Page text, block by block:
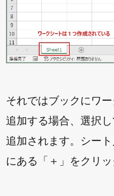
それではブックにワ
追加する場合、選択
追加されます。シー
にある「＋」をクリッ